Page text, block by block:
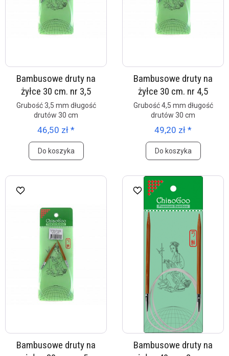
Bambusowe druty na
żyłce 30 cm. nr 3,5
Grubość 3,5 mm długość
drutów 30 cm
46,50 zł *
Do koszyka
Bambusowe druty na
żyłce 30 cm. nr 4,5
Grubość 4,5 mm długość
drutów 30 cm
49,20 zł *
Do koszyka
Bambusowe druty na
Bambusowe druty na